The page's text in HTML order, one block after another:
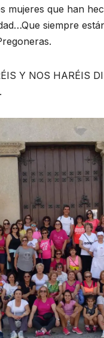
mujeres que han
siempre
Y NOS HARÉIS